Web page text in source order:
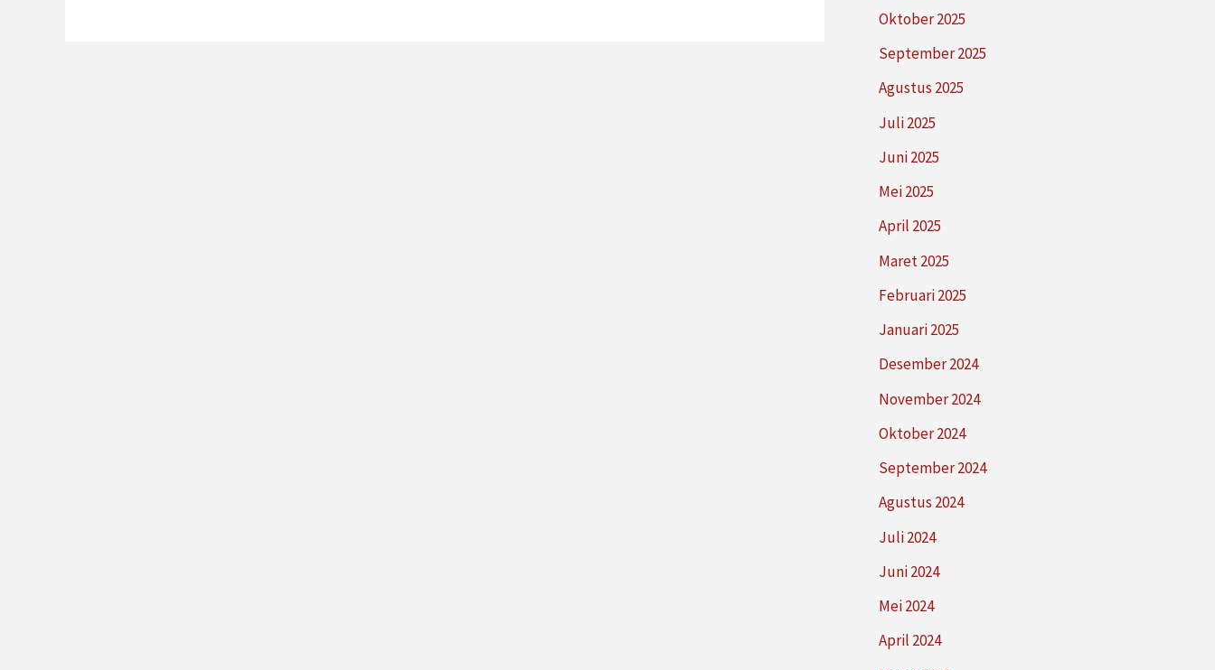
Oktober 2025
September 2025
Agustus 2025
Juli 2025
Juni 2025
Mei 2025
April 2025
Maret 2025
Februari 2025
Januari 2025
Desember 2024
November 2024
Oktober 2024
September 2024
Agustus 2024
Juli 2024
Juni 2024
Mei 2024
April 2024